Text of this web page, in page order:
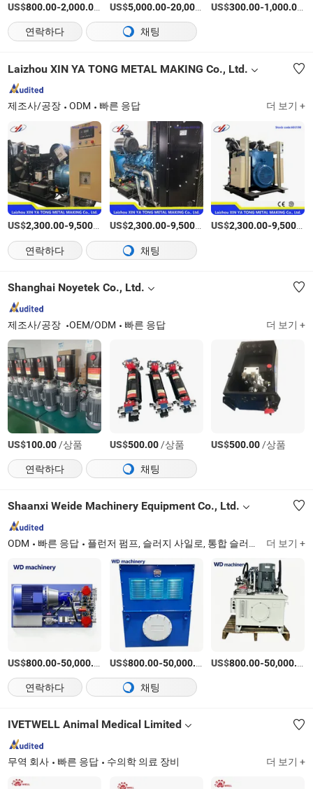
US$800.00-2,000.00 /상품
US$5,000.00-20,000.00 /상품
US$300.00-1,000.00 /
연락하다
채팅
Laizhou XIN YA TONG METAL MAKING Co., Ltd.
제조사/공장 ODM 빠른 응답 더 보기 +
US$2,300.00-9,500.00 /상품
US$2,300.00-9,500.00 /상품
US$2,300.00-9,500.00
연락하다
채팅
Shanghai Noyetek Co., Ltd.
제조사/공장 OEM/ODM 빠른 응답 더 보기 +
US$100.00/상품 US$500.00/상품 US$500.00/상품
연락하다
채팅
Shaanxi Weide Machinery Equipment Co., Ltd.
ODM 빠른 응답 플런저 펌프, 슬러지 사일로, 통합 슬러지 사일로, 슬러지 건조기, 이송 장비, 유압 파워 유닛, 강철 비표준 가공 부품 더 보기 +
US$800.00-50,000.00 /상품
US$800.00-50,000.00 /상품
US$800.00-50,000.00
연락하다
채팅
IVETWELL Animal Medical Limited
무역 회사 빠른 응답 수의학 의료 장비 더 보기 +